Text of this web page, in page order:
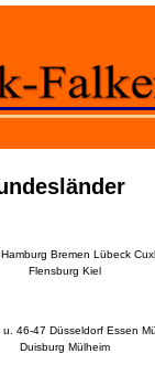
Bremen Lübeck
Flensburg Kiel
u. 46-47 Düsseldorf Essen
Duisburg Mülheim